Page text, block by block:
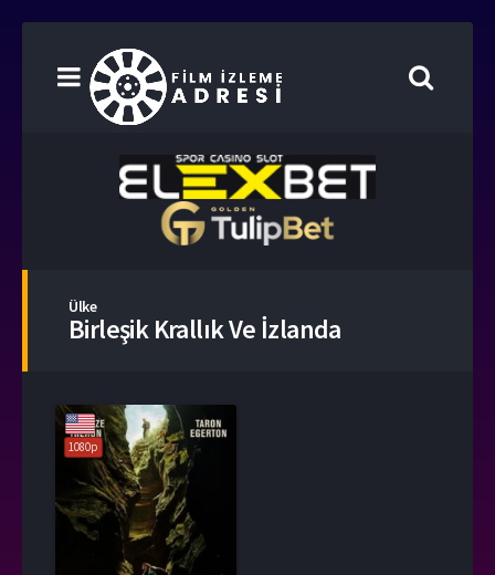
Ülke
Birleşik Krallık Ve İzlanda
1080p